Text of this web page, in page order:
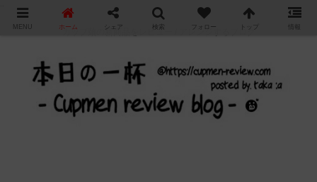
カップ麺の新商品をレビュー / アレンジするブログ
MENU ホーム シェア 検索 フォロー トップ 情報